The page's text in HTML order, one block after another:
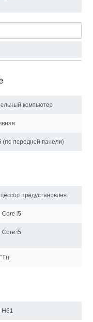
компьютер
(по передней панели)
предустановлен
Core i5
Core i5
H61